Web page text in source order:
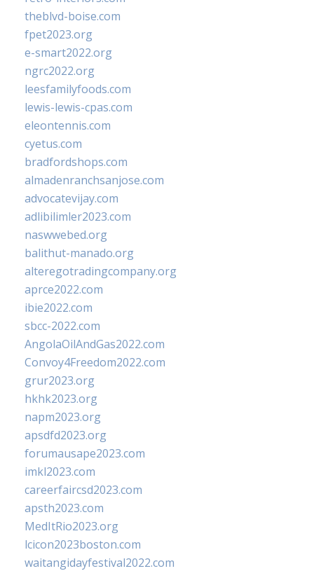
theblvd-boise.com
fpet2023.org
e-smart2022.org
ngrc2022.org
leesfamilyfoods.com
lewis-lewis-cpas.com
eleontennis.com
cyetus.com
bradfordshops.com
almadenranchsanjose.com
advocatevijay.com
adlibilimler2023.com
naswwebed.org
balithut-manado.org
alteregotradingcompany.org
aprce2022.com
ibie2022.com
sbcc-2022.com
AngolaOilAndGas2022.com
Convoy4Freedom2022.com
grur2023.org
hkhk2023.org
napm2023.org
apsdfd2023.org
forumausape2023.com
imkl2023.com
careerfaircsd2023.com
apsth2023.com
MedItRio2023.org
lcicon2023boston.com
waitangidayfestival2022.com